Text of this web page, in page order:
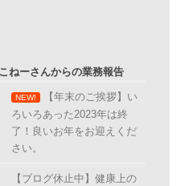
ねーさんからの業務報告
NEW! 【年末のご挨拶】い
ろいろあった2023年は終
了！良いお年をお迎えくだ
さい。
【ブログ休止中】健康上の